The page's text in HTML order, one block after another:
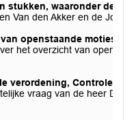
stukken, waaronder de
Van den Akker en de
openstaande moties
het overzicht van
verordening,
vraag van de heer De